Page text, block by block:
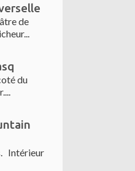
de
du
Intérieur